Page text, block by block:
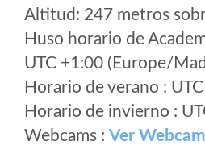
Altitud: 247 metros
Huso horario de
UTC +1:00 (Europe/
Horario de verano :
Horario de invierno :
Webcams : Ver